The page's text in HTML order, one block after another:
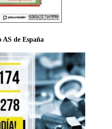
AS de España